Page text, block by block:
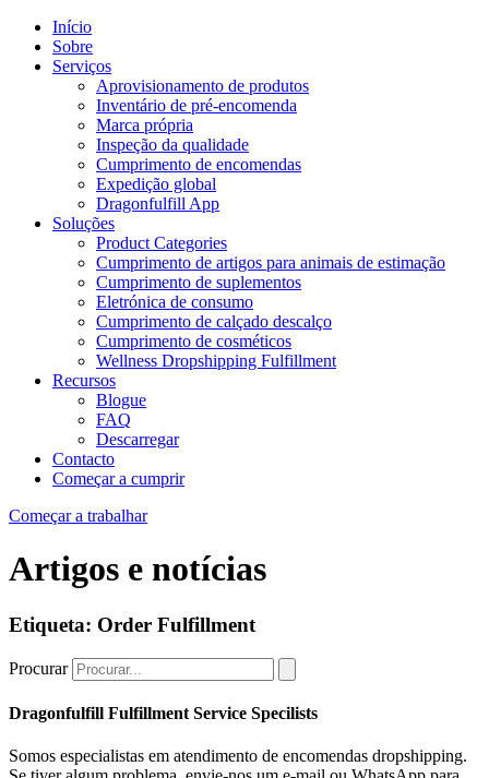
Início
Sobre
Serviços
Aprovisionamento de produtos
Inventário de pré-encomenda
Marca própria
Inspeção da qualidade
Cumprimento de encomendas
Expedição global
Dragonfulfill App
Soluções
Product Categories
Cumprimento de artigos para animais de estimação
Cumprimento de suplementos
Eletrónica de consumo
Cumprimento de calçado descalço
Cumprimento de cosméticos
Wellness Dropshipping Fulfillment
Recursos
Blogue
FAQ
Descarregar
Contacto
Começar a cumprir
Começar a trabalhar
Artigos e notícias
Etiqueta: Order Fulfillment
Procurar
Dragonfulfill Fulfillment Service Specilists
Somos especialistas em atendimento de encomendas dropshipping.